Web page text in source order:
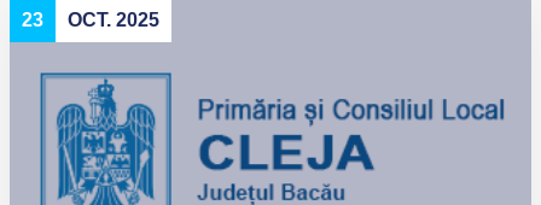
23 OCT. 2025